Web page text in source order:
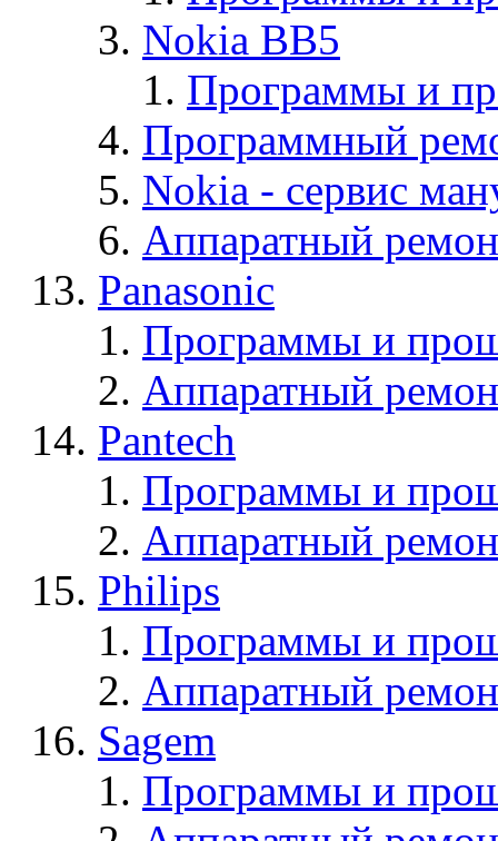
Nokia BB5
Программы и
Программный
Nokia - cервис
Аппаратный
Panasonic
Программы и
Аппаратный
Pantech
Программы и
Аппаратный
Philips
Программы и
Аппаратный
Sagem
Программы и